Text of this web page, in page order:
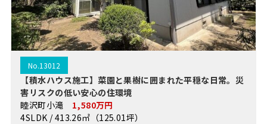
No.13012
【積水ハウス施工】菜園と果樹に囲まれた平穏な日常。災
害リスクの低い安心の住環境
睦沢町小滝 1,580万円
4SLDK / 413.26㎡（125.01坪）